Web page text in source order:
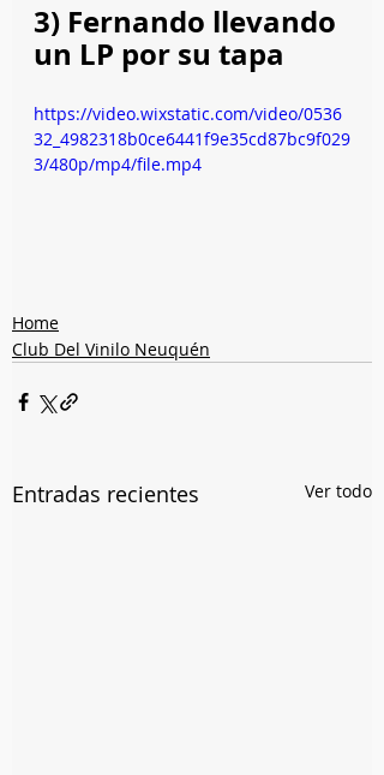
3) Fernando llevando
un LP por su tapa
https://video.wixstatic.com/video/0536
32_4982318b0ce6441f9e35cd87bc9f029
3/480p/mp4/file.mp4
Home
Club Del Vinilo Neuquén
Entradas recientes Ver todo